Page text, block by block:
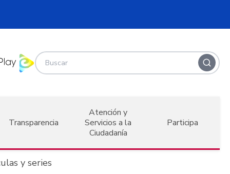
Transparencia
Atención y
Servicios a la
Ciudadanía
Participa
y series